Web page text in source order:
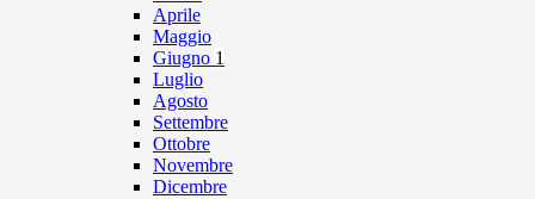
Aprile
Maggio
Giugno 1
Luglio
Agosto
Settembre
Ottobre
Novembre
Dicembre